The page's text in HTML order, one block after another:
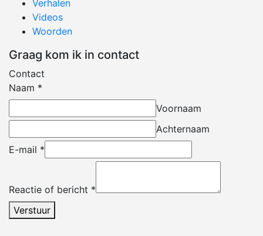
Verhalen
Videos
Woorden
Graag kom ik in contact
Contact
Naam *
Voornaam
Achternaam
E-mail *
Reactie of bericht *
Verstuur